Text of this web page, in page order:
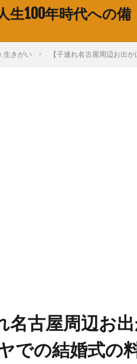
生100年時代への備
生きがい 【子連れ名古屋周辺お出
名古屋周辺お
での結婚式の